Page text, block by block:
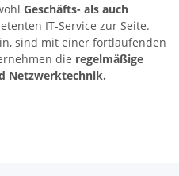
Geschäfts- als auch
IT-Service zur Seite.
sind mit einer fortlaufenden
die regelmäßige
Netzwerktechnik.